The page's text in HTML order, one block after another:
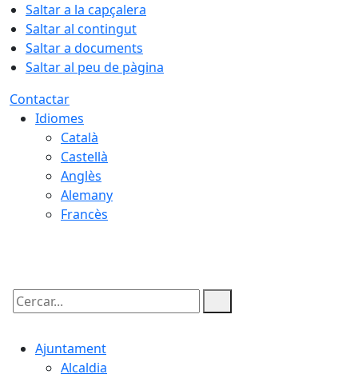
Saltar a la capçalera
Saltar al contingut
Saltar a documents
Saltar al peu de pàgina
Contactar
Idiomes
Català
Castellà
Anglès
Alemany
Francès
Cercar:
Ajuntament
Alcaldia